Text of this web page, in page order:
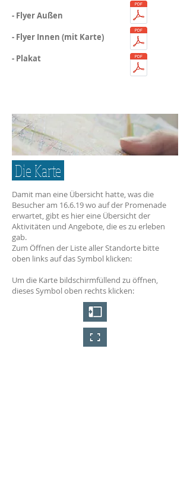
- Flyer Außen
- Flyer Innen (mit Karte)
- Plakat
Die Karte
Damit man eine Übersicht hatte, was die
Besucher am 16.6.19 wo auf der Promenade
erwartet, gibt es hier eine Übersicht der
Aktivitäten und Angebote, die es zu erleben
gab.
Zum Öffnen der Liste aller Standorte bitte
oben links auf das Symbol klicken:
Um die Karte bildschirmfüllend zu öffnen,
dieses Symbol oben rechts klicken: